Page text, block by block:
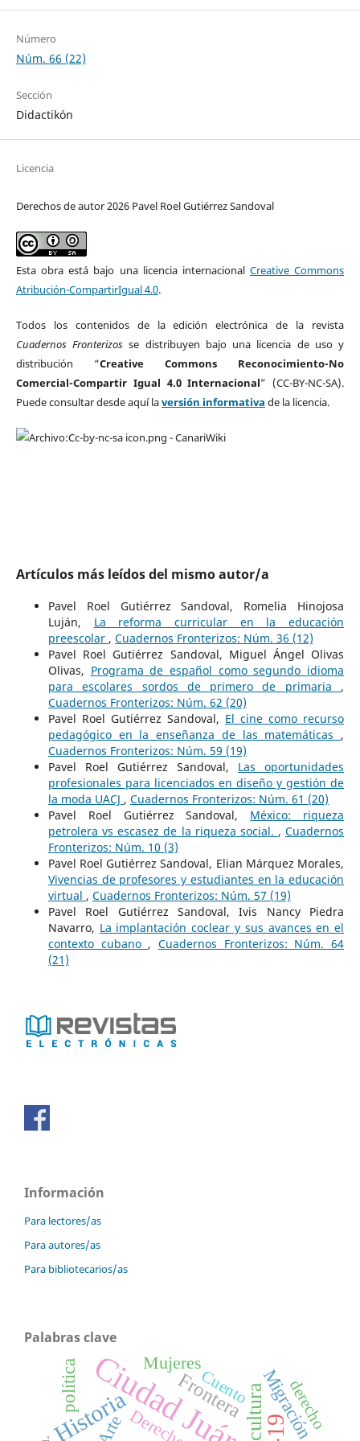
Número
Núm. 66 (22)
Sección
Didactikón
Licencia
Derechos de autor 2026 Pavel Roel Gutiérrez Sandoval
Esta obra está bajo una licencia internacional Creative Commons
Atribución-CompartirIgual 4.0.
Todos los contenidos de la edición electrónica de la revista
Cuadernos Fronterizos se distribuyen bajo una licencia de uso y
distribución “Creative Commons Reconocimiento-No
Comercial-Compartir Igual 4.0 Internacional” (CC-BY-NC-SA).
Puede consultar desde aquí laversión informativa de la licencia.
Artículos más leídos del mismo autor/a
Pavel Roel Gutiérrez Sandoval, Romelia Hinojosa
Luján, La reforma curricular en la educación
preescolar , Cuadernos Fronterizos: Núm. 36 (12)
Pavel Roel Gutiérrez Sandoval, Miguel Ángel Olivas
Olivas, Programa de español como segundo idioma
para escolares sordos de primero de primaria ,
Cuadernos Fronterizos: Núm. 62 (20)
Pavel Roel Gutiérrez Sandoval, El cine como recurso
pedagógico en la enseñanza de las matemáticas ,
Cuadernos Fronterizos: Núm. 59 (19)
Pavel Roel Gutiérrez Sandoval, Las oportunidades
profesionales para licenciados en diseño y gestión de
la moda UACJ , Cuadernos Fronterizos: Núm. 61 (20)
Pavel Roel Gutiérrez Sandoval, México: riqueza
petrolera vs escasez de la riqueza social. ,Cuadernos
Fronterizos: Núm. 10 (3)
Pavel Roel Gutiérrez Sandoval, Elian Márquez Morales,
Vivencias de profesores y estudiantes en la educación
virtual , Cuadernos Fronterizos: Núm. 57 (19)
Pavel Roel Gutiérrez Sandoval, Ivis Nancy Piedra
Navarro, La implantación coclear y sus avances en el
contexto cubano ,Cuadernos Fronterizos: Núm. 64
(21)
Información
Para lectores/as
Para autores/as
Para bibliotecarios/as
Palabras clave
Ciudad Juárez
Historia cultura
Frontera
política Migración
Arte Derecho
Mujeres
derecho
Cuento